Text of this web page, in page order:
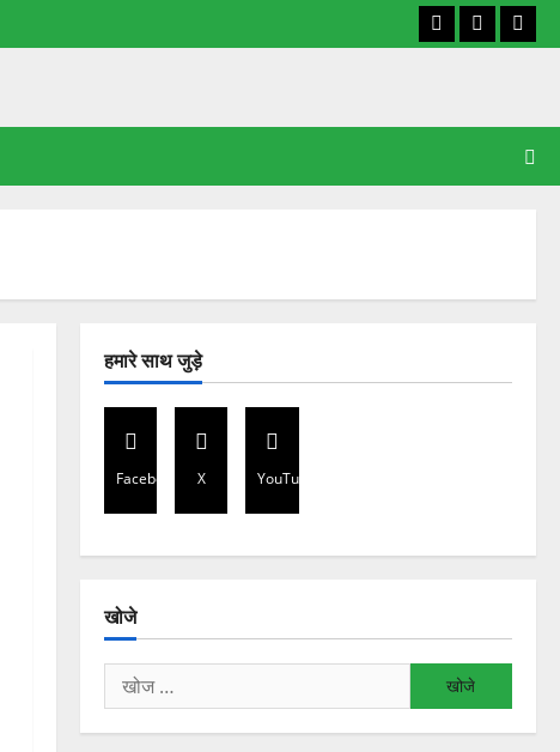
Facebook
X
हमारे साथ जुड़े
Facebook X YouTube
खोजे
निम्न
को
खोजें: